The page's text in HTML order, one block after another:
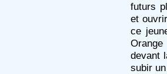
futurs
et
ce
devant
subir